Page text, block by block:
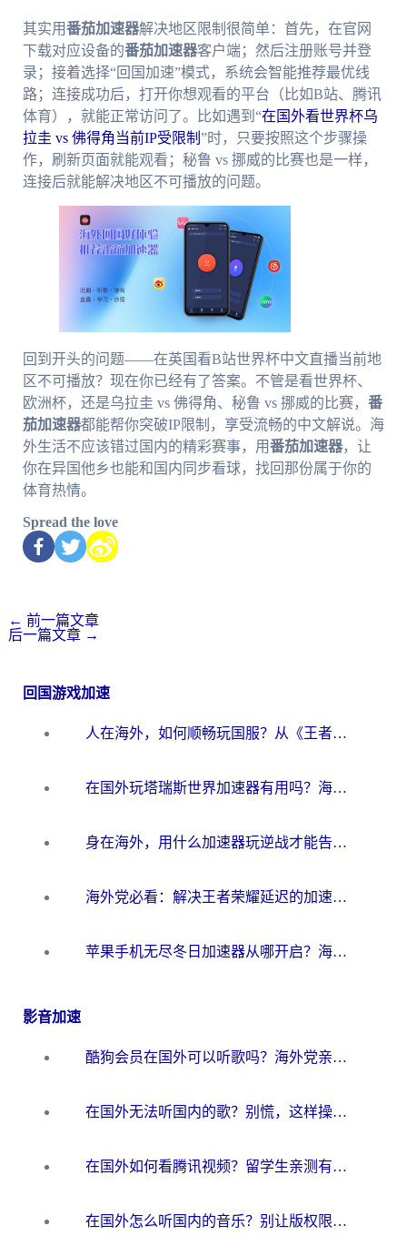
其实用番茄加速器解决地区限制很简单：首先，在官网
下载对应设备的番茄加速器客户端；然后注册账号并登
录；接着选择“回国加速”模式，系统会智能推荐最优线
路；连接成功后，打开你想观看的平台（比如B站、腾讯
体育），就能正常访问了。比如遇到“在国外看世界杯乌
拉圭 vs 佛得角当前IP受限制 ”时，只要按照这个步骤操
作，刷新页面就能观看；秘鲁 vs 挪威的比赛也是一样，
连接后就能解决地区不可播放的问题。
回到开头的问题——在英国看B站世界杯中文直播当前地
区不可播放？现在你已经有了答案。不管是看世界杯、
欧洲杯，还是乌拉圭 vs 佛得角、秘鲁 vs 挪威的比赛， 番
茄加速器都能帮你突破IP限制，享受流畅的中文解说。海
外生活不应该错过国内的精彩赛事，用番茄加速器，让
你在异国他乡也能和国内同步看球，找回那份属于你的
体育热情。
Spread the love
← 前一篇文章
后一篇文章 →
回国游戏加速
人在海外，如何顺畅玩国服？从《王者荣耀》到《云图计划》的加速器终极指南
在国外玩塔瑞斯世界加速器有用吗？海外玩家亲测后的真实答案
身在海外，用什么加速器玩逆战才能告别延迟？
海外党必看：解决王者荣耀延迟的加速器终极指南——从EVE到猫和老鼠，一个工具全搞定
苹果手机无尽冬日加速器从哪开启？海外玩家的冬日生存指南
影音加速
酷狗会员在国外可以听歌吗？海外党亲测有效：3步解决音乐权限难题
在国外无法听国内的歌？别慌，这样操作就能畅听QQ音乐（附亲测加速器推荐）
在国外如何看腾讯视频？留学生亲测有效的回国加速方案
在国外怎么听国内的音乐？别让版权限制断了你的华语歌单